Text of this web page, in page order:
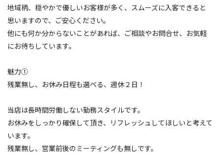
地域柄、穏やかで優しいお客様が多く、スムーズに入客できると
思いますので、ご安心ください。
他にも何か分からないことがあれば、ご相談やお問合せ、お気軽
にお待ちしています。
魅力①
残業無し、お休み日程も選べる、週休２日！
当店は長時間労働しない勤務スタイルです。
お休みをしっかり確保して頂き、リフレッシュしてほしいと考えて
います。
残業無し、営業前後のミーティングも無しです。